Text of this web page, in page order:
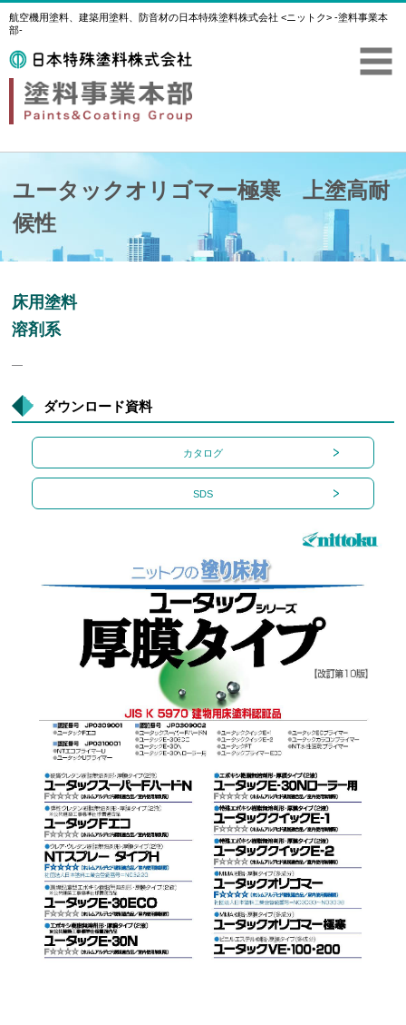
航空機用塗料、建築用塗料、防音材の日本特殊塗料株式会社 <ニットク> -塗料事業本
部-
ユータックオリゴマー極寒 上塗高耐
候性
床用塗料
溶剤系
―
ダウンロード資料
カタログ
SDS